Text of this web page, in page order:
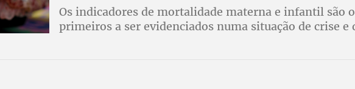
Os indicadores de mortalidade materna e infantil são
primeiros a ser evidenciados numa situação de crise e